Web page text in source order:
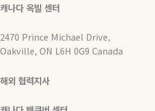
캐나다 옥빌 센터
2470 Prince Michael Drive,
Oakville, ON L6H 0G9 Canada
해외 협력지사